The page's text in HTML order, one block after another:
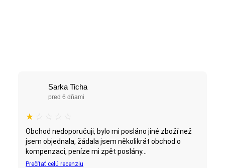
Sarka Ticha
pred 6 dňami
★ ☆ ☆ ☆ ☆
Obchod nedoporučuji, bylo mi posláno jiné zboží než
jsem objednala, žádala jsem několikrát obchod o
kompenzaci, peníze mi zpět poslány...
Prečítať celú recenziu